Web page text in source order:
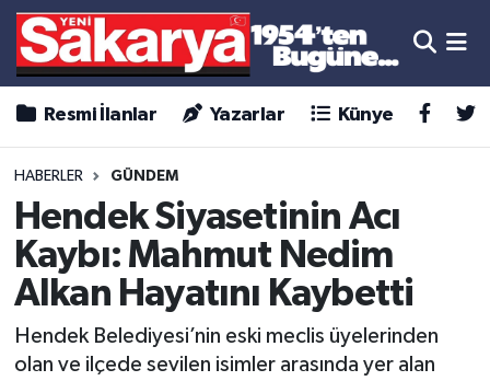
Resmi İlanlar Yazarlar Künye
HABERLER GÜNDEM
Hendek Siyasetinin Acı
Kaybı: Mahmut Nedim
Alkan Hayatını Kaybetti
Hendek Belediyesi’nin eski meclis üyelerinden
olan ve ilçede sevilen isimler arasında yer alan